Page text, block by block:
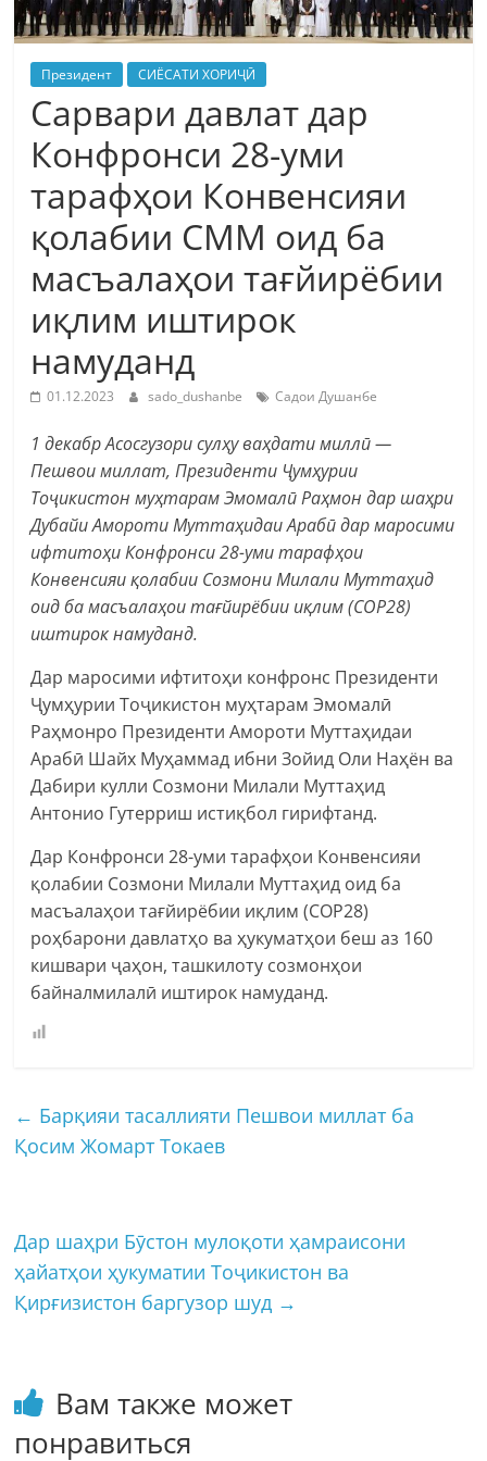
Президент СИЁСАТИ ХОРИҶӢ
Сарвари давлат дар
Конфронси 28-уми
тарафҳои Конвенсияи
қолабии СММ оид ба
масъалаҳои тағйирёбии
иқлим иштирок
намуданд
01.12.2023 sado_dushanbe Садои Душанбе
1 декабр Асосгузори сулҳу ваҳдати миллӣ —
Пешвои миллат, Президенти Ҷумҳурии
Тоҷикистон муҳтарам Эмомалӣ Раҳмон дар шаҳри
Дубайи Амороти Муттаҳидаи Арабӣ дар маросими
ифтитоҳи Конфронси 28-уми тарафҳои
Конвенсияи қолабии Созмони Милали Муттаҳид
оид ба масъалаҳои тағйирёбии иқлим (COP28)
иштирок намуданд.
Дар маросими ифтитоҳи конфронс Президенти
Ҷумҳурии Тоҷикистон муҳтарам Эмомалӣ
Раҳмонро Президенти Амороти Муттаҳидаи
Арабӣ Шайх Муҳаммад ибни Зойид Оли Наҳён ва
Дабири кулли Созмони Милали Муттаҳид
Антонио Гутерриш истиқбол гирифтанд.
Дар Конфронси 28-уми тарафҳои Конвенсияи
қолабии Созмони Милали Муттаҳид оид ба
масъалаҳои тағйирёбии иқлим (COP28)
роҳбарони давлатҳо ва ҳукуматҳои беш аз 160
кишвари ҷаҳон, ташкилоту созмонҳои
байналмилалӣ иштирок намуданд.
← Барқияи тасаллияти Пешвои миллат ба
Қосим Жомарт Токаев
Дар шаҳри Бӯстон мулоқоти ҳамраисони
ҳайатҳои ҳукуматии Тоҷикистон ва
Қирғизистон баргузор шуд →
Вам также может
понравиться